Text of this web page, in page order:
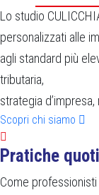
Lo studio
personalizzati alle
agli standard più
tributaria,
strategia
Scopri chi siamo
Pratiche
Come